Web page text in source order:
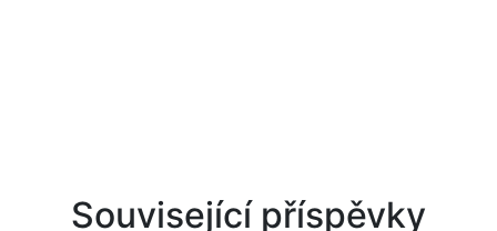
Související příspěvky